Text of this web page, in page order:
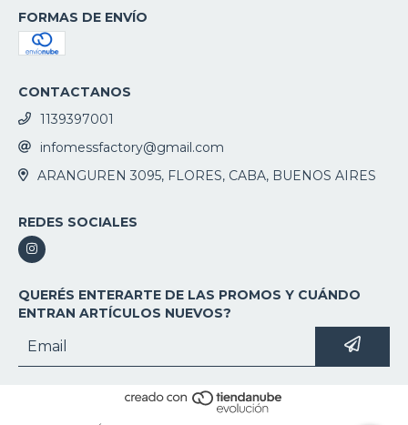
FORMAS DE ENVÍO
CONTACTANOS
1139397001
infomessfactory@gmail.com
ARANGUREN 3095, FLORES, CABA, BUENOS AIRES
REDES SOCIALES
QUERÉS ENTERARTE DE LAS PROMOS Y CUÁNDO
ENTRAN ARTÍCULOS NUEVOS?